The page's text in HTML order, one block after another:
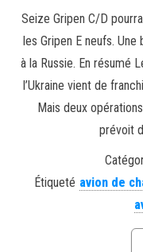
Seize Gripen C/D
les Gripen E neufs.
à la Russie. En résumé
l’Ukraine vient de
Mais deux
prévoit
Étiqueté avion de